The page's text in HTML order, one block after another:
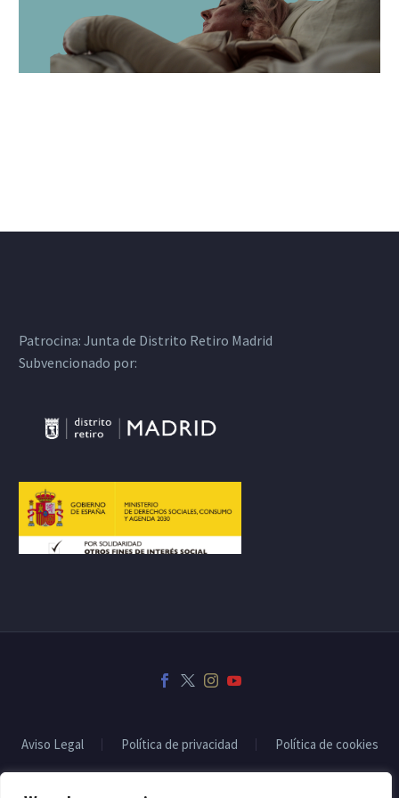
Patrocina: Junta de Distrito Retiro Madrid
Subvencionado por:
Aviso Legal Política de privacidad Política de cookies